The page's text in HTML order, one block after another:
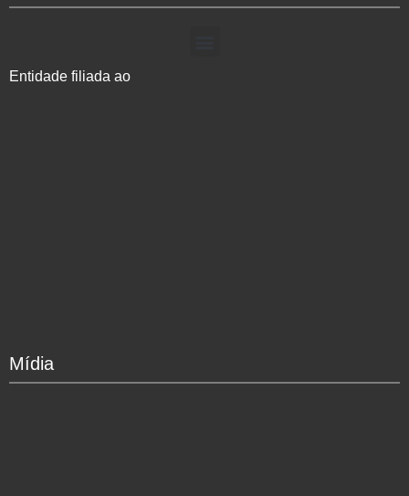
Entidade filiada ao
Mídia